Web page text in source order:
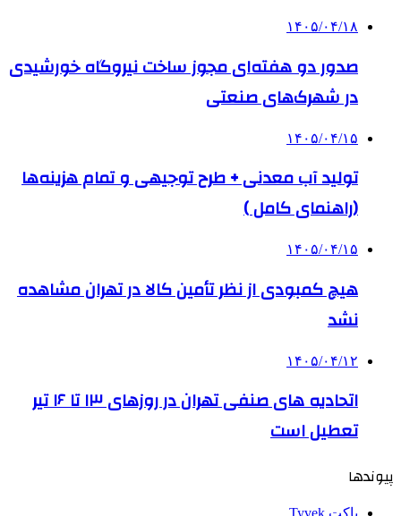
۱۴۰۵/۰۴/۱۸
صدور دو هفته‌ای مجوز ساخت نیروگاه خورشیدی
در شهرک‌های صنعتی
۱۴۰۵/۰۴/۱۵
تولید آب معدنی + طرح توجیهی و تمام هزینه‌ها
(راهنمای کامل )
۱۴۰۵/۰۴/۱۵
هیچ کمبودی از نظر تأمین کالا در تهران مشاهده
نشد
۱۴۰۵/۰۴/۱۲
اتحادیه های صنفی تهران در روزهای ۱۳ تا ۱۶ تیر
تعطیل است
پیوندها
پاکت Tyvek